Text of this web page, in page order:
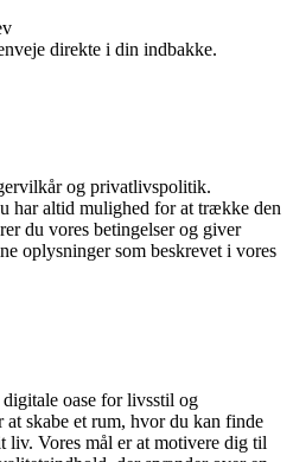
direkte i din indbakke.
og privatlivspolitik.
har altid mulighed for at trække den
du vores betingelser og giver
oplysninger som beskrevet i vores
oase for livsstil og
skabe et rum, hvor du kan finde
liv. Vores mål er at motivere dig til